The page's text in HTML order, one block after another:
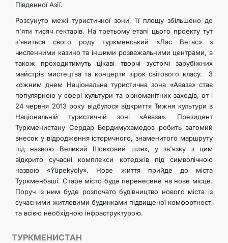
ТУРКМЕНИСТАН
Південної Азії.
Розсунуто межі туристичної зони, її площу збільшено до
п'яти тисяч гектарів. На третьому етапі цього проекту тут
з'явиться свого роду туркменський «Лас Вегас» з
численними казино та іншими розважальними центрами, а
також проходитимуть цікаві творчі зустрічі зарубіжних
майстрів мистецтва та концерти зірок світового класу. З
кожним днем ​​Національна туристична зона «Аваза» стає
популярною у сфері культури та різноманітних заходів, от і
24 червня 2013 року відбулося відкриття Тижня культури в
Національній туристичній зоні «Аваза». Президент
Туркменистану Сердар Бердимухамедов робить вагомий
внесок у відродження історичного, знаменитого маршруту
під назвою Великий Шовковий шлях, у зв'язку з цим
відкрито сучасні комплекси котеджів під символічною
назвою «Ýüpekýoly». Нове життя прийде до міста
Туркменбаші. Старе місто буде перенесене на нове місце.
Поруч із ним буде розпочато будівництво нового міста із
сучасними житловими будинками підвищеної комфортності
та всією необхідною інфраструктурою.